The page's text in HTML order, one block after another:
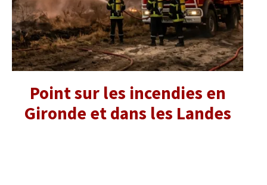
Point sur les incendies en
Gironde et dans les Landes